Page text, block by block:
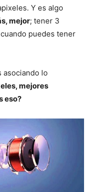
Y es algo
mejor; tener 3
puedes tener
asociando lo
mejores
eso?